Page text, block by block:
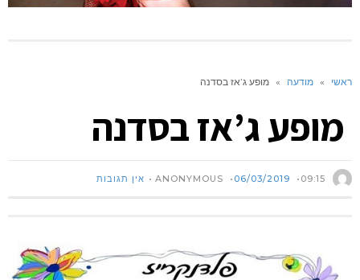
ראשי » מודעה » מופע ג’אז בסדנה
מופע ג’אז בסדנה
06/03/2019 09:15 אין תגובות